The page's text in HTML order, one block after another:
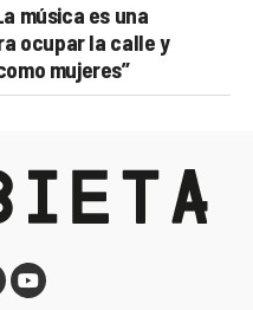
música es una
ocupar la calle y
mujeres”